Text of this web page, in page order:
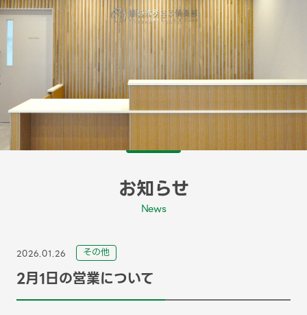
お知らせ
News
2026.01.26 その他
2月1日の営業について